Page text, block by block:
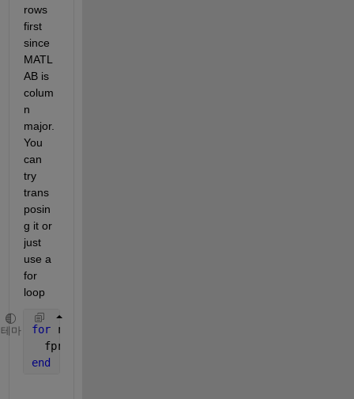
rows
first
since
MATL
AB is
colum
n
major.
You
can
try
trans
posin
g it or
just
use a
for
loop
테마 for
row = 1 : size(nums, 1)
  fprintf(fileID,
end